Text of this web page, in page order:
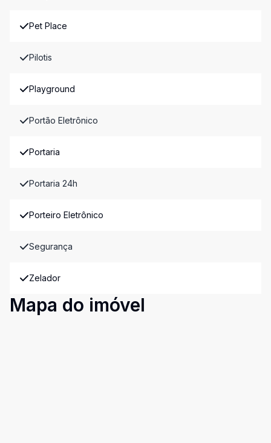
Pet Place
Pilotis
Playground
Portão Eletrônico
Portaria
Portaria 24h
Porteiro Eletrônico
Segurança
Zelador
Mapa do imóvel